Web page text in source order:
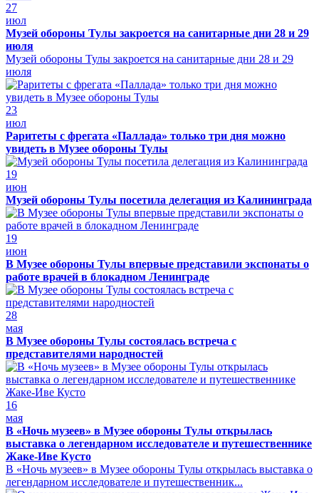
27
июл
Музей обороны Тулы закроется на санитарные дни 28 и 29
июля
Музей обороны Тулы закроется на санитарные дни 28 и 29
июля
23
июл
Раритеты с фрегата «Паллада» только три дня можно
увидеть в Музее обороны Тулы
19
июн
Музей обороны Тулы посетила делегация из Калининграда
19
июн
В Музее обороны Тулы впервые представили экспонаты о
работе врачей в блокадном Ленинграде
28
мая
В Музее обороны Тулы состоялась встреча с
представителями народностей
16
мая
В «Ночь музеев» в Музее обороны Тулы открылась
выставка о легендарном исследователе и путешественнике
Жаке-Иве Кусто
В «Ночь музеев» в Музее обороны Тулы открылась выставка о
легендарном исследователе и путешественник...